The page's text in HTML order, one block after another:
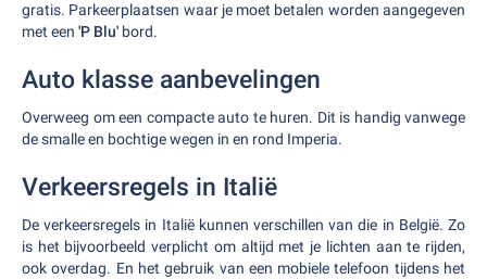
gratis. Parkeerplaatsen waar je moet betalen worden aangegeven
met een 'P Blu' bord.
Auto klasse aanbevelingen
Overweeg om een compacte auto te huren. Dit is handig vanwege
de smalle en bochtige wegen in en rond Imperia.
Verkeersregels in Italië
De verkeersregels in Italië kunnen verschillen van die in België. Zo
is het bijvoorbeeld verplicht om altijd met je lichten aan te rijden,
ook overdag. En het gebruik van een mobiele telefoon tijdens het